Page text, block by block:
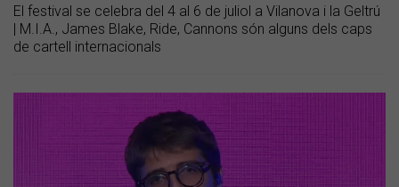
El festival se celebra del 4 al 6 de juliol a Vilanova i la Geltrú
| M.I.A., James Blake, Ride, Cannons són alguns dels caps
de cartell internacionals